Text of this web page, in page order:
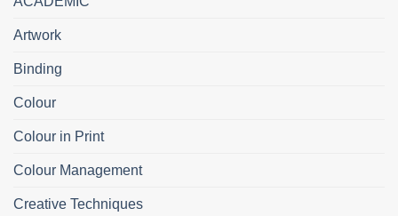
Artwork
Binding
Colour
Colour in Print
Colour Management
Creative Techniques